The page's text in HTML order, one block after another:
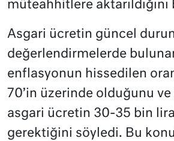
müteahhitlere
Asgari ücretin güncel
değerlendirmelerde
enflasyonun hissedilen
70’in üzerinde olduğunu
asgari ücretin 30-35 bin lira
gerektiğini söyledi. Bu